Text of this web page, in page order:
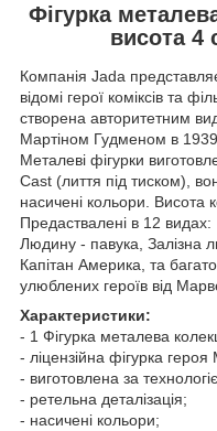
Фiгурка
висота 4
Компанія Jada
відомі герої коміксів та
створена авторитетним
Мартіном Гудменом в 1939
Металеві фігурки
Cast (лиття під тиском),
насичені кольори. Висота
Предаствалені в 12 видах:
Людину - павука, Залізна
Капітан Америка, та
улюблених героїв від
Характеристики:
- 1 Фігурка металева
- ліцензійна фігурка
- виготовлена за
- ретельна деталізація;
- насичені кольори;